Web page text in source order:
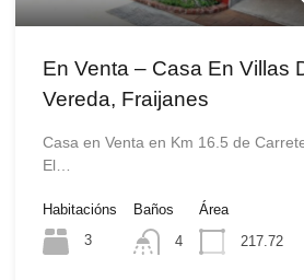
En Venta – Casa En Villas
Vereda, Fraijanes
Casa en Venta en Km 16.5 de
El…
Habitacións
3
Baños
4
Área
217.72